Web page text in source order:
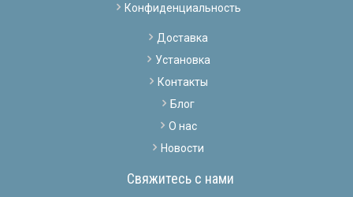
Конфиденциальность
Доставка
Установка
Контакты
Блог
О нас
Новости
Свяжитесь с нами